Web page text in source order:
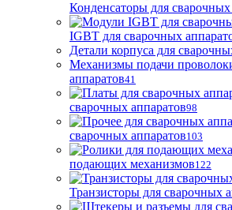
Конденсаторы для сварочных
IGBT для сварочных
Детали корпуса для
Механизмы подачи
аппаратов41
сварочных аппаратов98
сварочных аппаратов103
подающих механизмов122
Транзисторы для сварочных